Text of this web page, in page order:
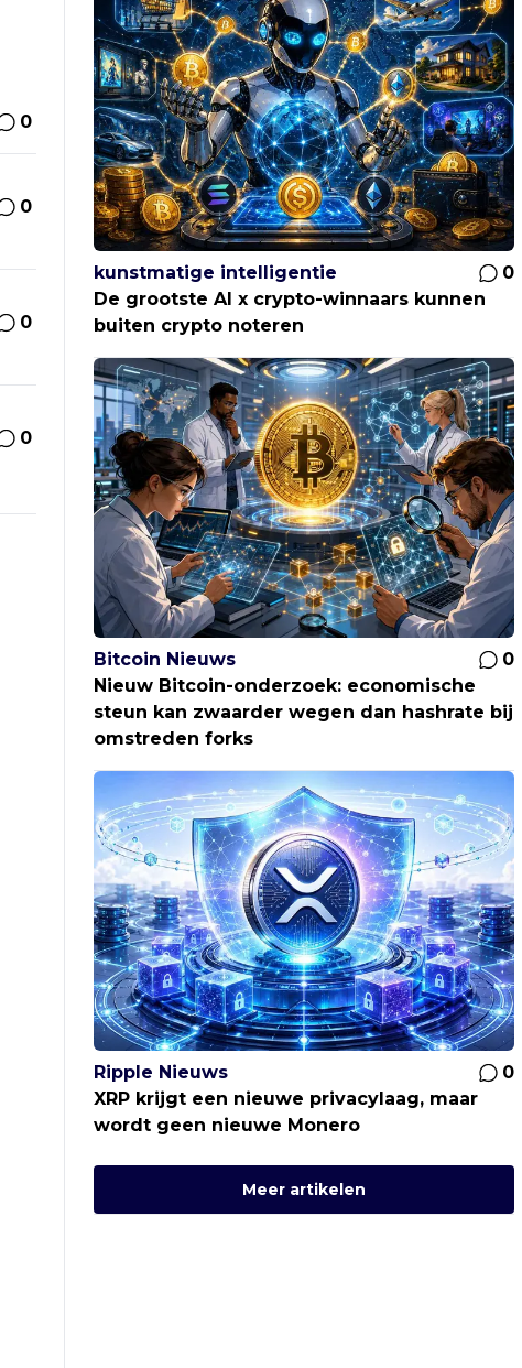
0
0
0
0
kunstmatige intelligentie
0
De grootste AI x crypto-winnaars kunnen
buiten crypto noteren
Bitcoin Nieuws
0
Nieuw Bitcoin-onderzoek: economische
steun kan zwaarder wegen dan hashrate bij
omstreden forks
Ripple Nieuws
0
XRP krijgt een nieuwe privacylaag, maar
wordt geen nieuwe Monero
Meer artikelen